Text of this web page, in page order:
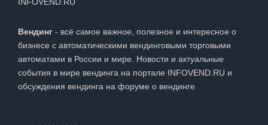
INFOVEND.RU
Вендинг - всё самое важное, полезное и интересное о
бизнесе с автоматическими вендинговыми торговыми
автоматами в России и мире. Новости и актуальные
события в мире вендинга на портале INFOVEND.RU и
обсуждения вендинга на форуме о вендинге